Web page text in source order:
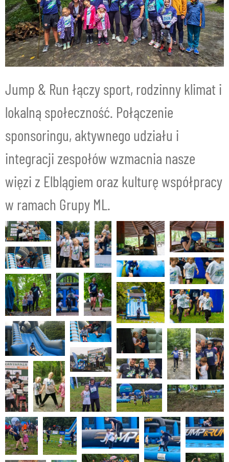
Jump & Run łączy sport, rodzinny klimat i
lokalną społeczność. Połączenie
sponsoringu, aktywnego udziału i
integracji zespołów wzmacnia nasze
więzi z Elblągiem oraz kulturę współpracy
w ramach Grupy ML.